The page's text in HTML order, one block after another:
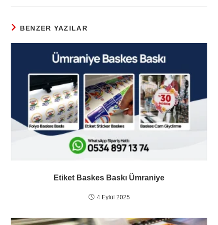
BENZER YAZILAR
Etiket Baskes Baskı Ümraniye
4 Eylül 2025